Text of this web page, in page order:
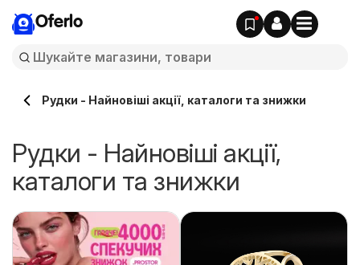
Oferlo
Рудки - Найновіші акції, каталоги та знижки
Рудки - Найновіші акції,
каталоги та знижки